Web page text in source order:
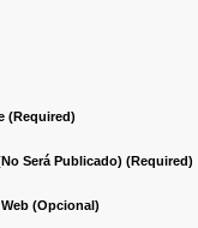
(required)
Será Publicado) (required)
(opcional)